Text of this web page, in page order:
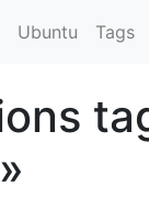
Ubuntu Tags